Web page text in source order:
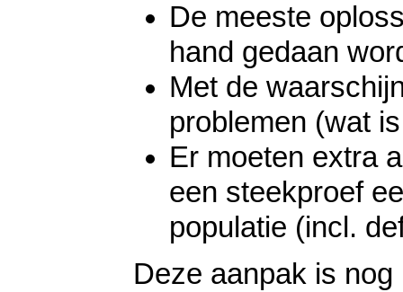
De meeste
hand gedaan
Met de
problemen (wat
Er moeten extra
een steekproef
populatie (incl.
Deze aanpak is